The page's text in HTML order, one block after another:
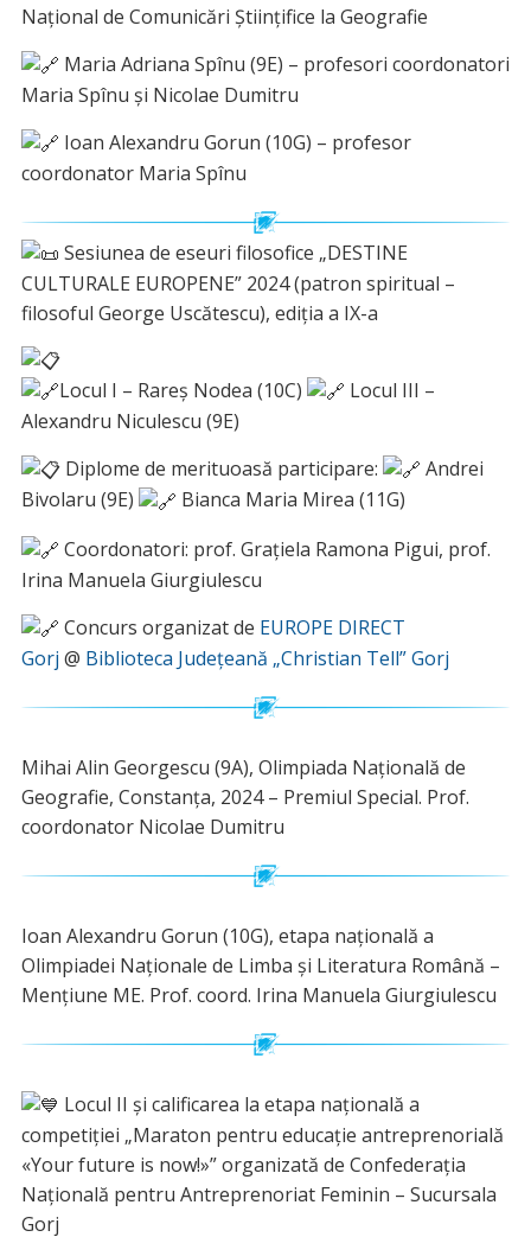
Național de Comunicări Științifice la Geografie
Maria Adriana Spînu (9E) – profesori coordonatori
Maria Spînu și Nicolae Dumitru
Ioan Alexandru Gorun (10G) – profesor
coordonator Maria Spînu
Sesiunea de eseuri filosofice „DESTINE
CULTURALE EUROPENE” 2024 (patron spiritual –
filosoful George Uscătescu), ediția a IX-a
Locul I – Rareș Nodea (10C)
Locul III –
Alexandru Niculescu (9E)
Diplome de merituoasă participare:
Andrei
Bivolaru (9E)
Bianca Maria Mirea (11G)
Coordonatori: prof. Grațiela Ramona Pigui, prof.
Irina Manuela Giurgiulescu
Concurs organizat de EUROPE DIRECT
Gorj @ Biblioteca Județeană „Christian Tell” Gorj
Mihai Alin Georgescu (9A), Olimpiada Națională de
Geografie, Constanța, 2024 – Premiul Special. Prof.
coordonator Nicolae Dumitru
Ioan Alexandru Gorun (10G), etapa națională a
Olimpiadei Naționale de Limba și Literatura Română –
Mențiune ME. Prof. coord. Irina Manuela Giurgiulescu
Locul II și calificarea la etapa națională a
competiției „Maraton pentru educație antreprenorială
«Your future is now!»” organizată de Confederația
Națională pentru Antreprenoriat Feminin – Sucursala
Gorj